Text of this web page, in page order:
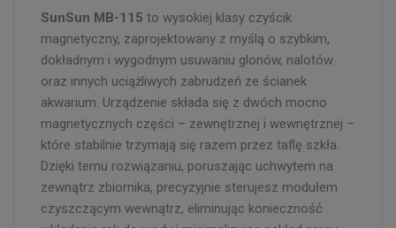
SunSun MB-115 to wysokiej klasy czyścik
magnetyczny, zaprojektowany z myślą o szybkim,
dokładnym i wygodnym usuwaniu glonów, nalotów
oraz innych uciążliwych zabrudzeń ze ścianek
akwarium. Urządzenie składa się z dwóch mocno
magnetycznych części – zewnętrznej i wewnętrznej –
które stabilnie trzymają się razem przez taflę szkła.
Dzięki temu rozwiązaniu, poruszając uchwytem na
zewnątrz zbiornika, precyzyjnie sterujesz modułem
czyszczącym wewnątrz, eliminując konieczność